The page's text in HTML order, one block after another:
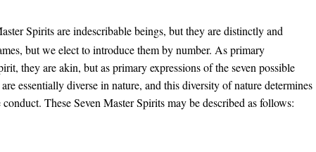
Spirits are indescribable beings, but they are distinctly and
but we elect to introduce them by number. As primary
they are akin, but as primary expressions of the seven possible
essentially diverse in nature, and this diversity of nature determines
These Seven Master Spirits may be described as follows: